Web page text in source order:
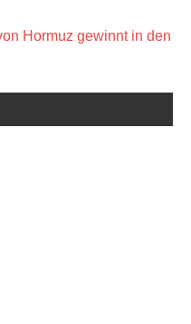
Hormuz gewinnt in den